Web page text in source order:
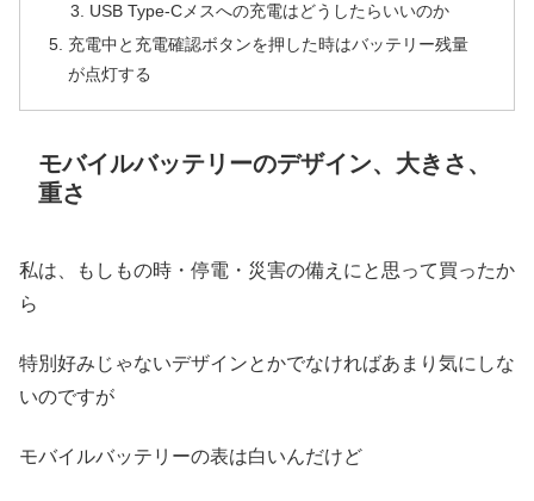
USB Type-Cメスへの充電はどうしたらいいのか
充電中と充電確認ボタンを押した時はバッテリー残量
が点灯する
モバイルバッテリーのデザイン、大きさ、
重さ
私は、もしもの時・停電・災害の備えにと思って買ったか
ら
特別好みじゃないデザインとかでなければあまり気にしな
いのですが
モバイルバッテリーの表は白いんだけど